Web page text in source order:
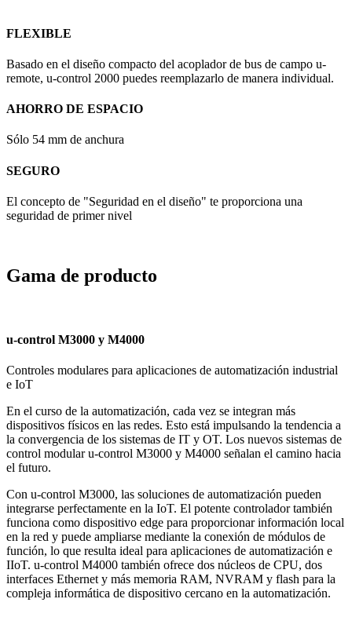
FLEXIBLE
Basado en el diseño compacto del acoplador de bus de campo u-
remote, u-control 2000 puedes reemplazarlo de manera individual.
AHORRO DE ESPACIO
Sólo 54 mm de anchura
SEGURO
El concepto de "Seguridad en el diseño" te proporciona una
seguridad de primer nivel
Gama de producto
u-control M3000 y M4000
Controles modulares para aplicaciones de automatización industrial
e IoT
En el curso de la automatización, cada vez se integran más
dispositivos físicos en las redes. Esto está impulsando la tendencia a
la convergencia de los sistemas de IT y OT. Los nuevos sistemas de
control modular u-control M3000 y M4000 señalan el camino hacia
el futuro.
Con u-control M3000, las soluciones de automatización pueden
integrarse perfectamente en la IoT. El potente controlador también
funciona como dispositivo edge para proporcionar información local
en la red y puede ampliarse mediante la conexión de módulos de
función, lo que resulta ideal para aplicaciones de automatización e
IIoT. u-control M4000 también ofrece dos núcleos de CPU, dos
interfaces Ethernet y más memoria RAM, NVRAM y flash para la
compleja informática de dispositivo cercano en la automatización.